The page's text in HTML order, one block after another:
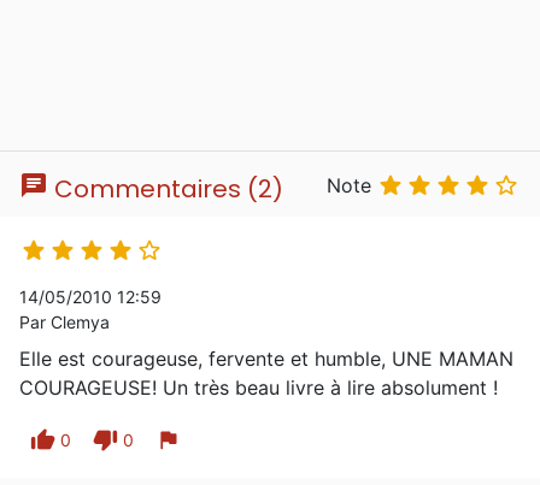
chat Commentaires (2) Note     
    
14/05/2010 12:59
Par Clemya
Elle est courageuse, fervente et humble, UNE MAMAN
COURAGEUSE! Un très beau livre à lire absolument !
thumb_up 0 thumb_down 0 flag